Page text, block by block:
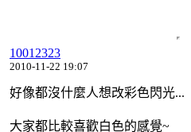
10012323
2010-11-22 19:07
好像都沒什麼人想改彩色閃光...
大家都比較喜歡白色的感覺~